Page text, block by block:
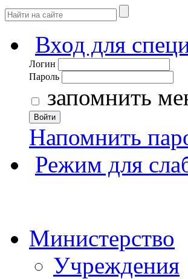
Вход для
Логин
Пароль
запомнить
Войти
Напомнить
Режим для
Министерство
Учреждения